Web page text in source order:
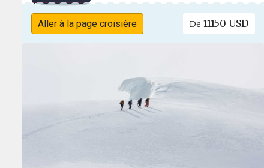
Aller à la page croisière De 11150 USD